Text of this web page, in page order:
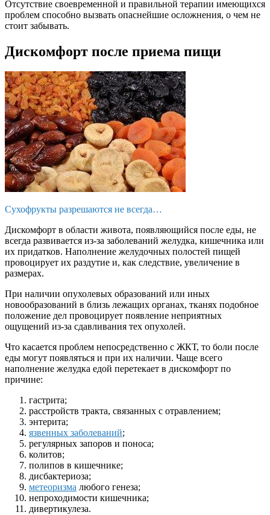
Отсутствие своевременной и правильной терапии имеющихся
проблем способно вызвать опаснейшие осложнения, о чем не
стоит забывать.
Дискомфорт после приема пищи
Сухофрукты разрешаются не всегда…
Дискомфорт в области живота, появляющийся после еды, не
всегда развивается из-за заболеваний желудка, кишечника или
их придатков. Наполнение желудочных полостей пищей
провоцирует их раздутие и, как следствие, увеличение в
размерах.
При наличии опухолевых образований или иных
новообразований в близь лежащих органах, тканях подобное
положение дел провоцирует появление неприятных
ощущений из-за сдавливания тех опухолей.
Что касается проблем непосредственно с ЖКТ, то боли после
еды могут появляться и при их наличии. Чаще всего
наполнение желудка едой перетекает в дискомфорт по
причине:
гастрита;
расстройств тракта, связанных с отравлением;
энтерита;
язвенных заболеваний;
регулярных запоров и поноса;
колитов;
полипов в кишечнике;
дисбактериоза;
метеоризма любого генеза;
непроходимости кишечника;
дивертикулеза.